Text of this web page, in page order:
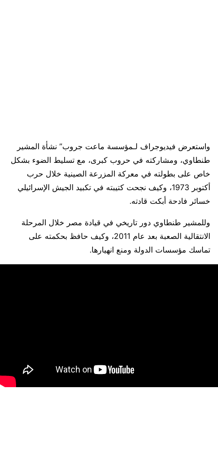
واستعرض فيديوجراف لـمؤسسة ماعت جروب” نشأة المشير
طنطاوي، ومشاركته في حروب كبرى، مع تسليط الضوء بشكل
خاص على بطولته في معركة المزرعة الصينية خلال حرب
أكتوبر 1973، وكيف نجحت كتيبته في تكبيد الجيش الإسرائيلي
خسائر فادحة أبكت قادته.
وللمشير طنطاوي دور تاريخي في قيادة مصر خلال المرحلة
الانتقالية الصعبة بعد عام 2011، وكيف حافظ بحكمته على
تماسك مؤسسات الدولة ومنع انهيارها.